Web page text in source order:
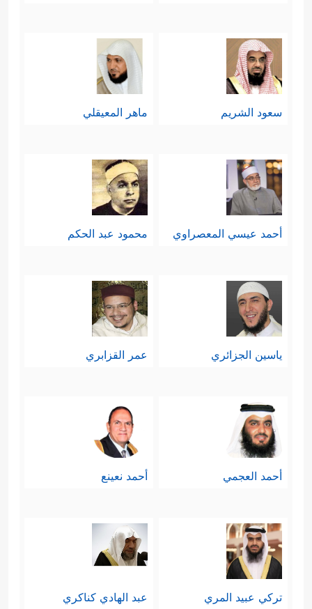
سعود الشريم ماهر المعيقلي
أحمد عيسي المعصراوي محمود عبد الحكم
ياسين الجزائري عمر القزابري
أحمد العجمي أحمد نعينع
تركي عبيد المري عبد الهادي كناكري